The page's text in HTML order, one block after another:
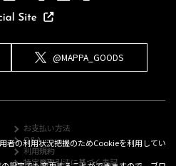
@MAPPA_GOODS
お支払い方法
Q&A
利用規約
特定商取引法に基づく表記
者の利用状況把握のためCookieを利用してい